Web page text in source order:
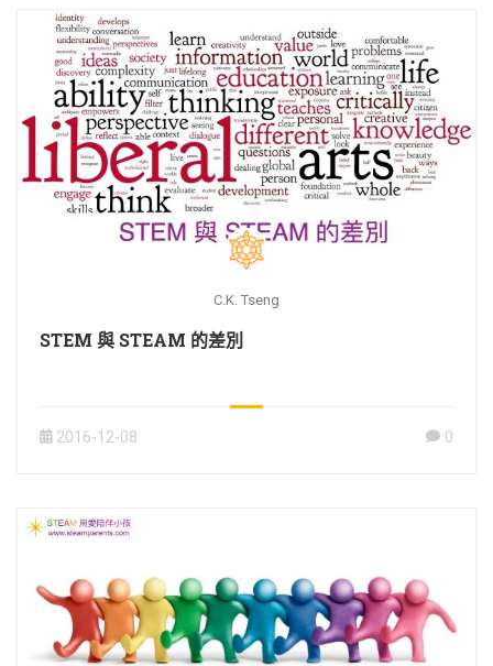
C.K. Tseng
STEM 與 STEAM 的差別
2016-12-08 0